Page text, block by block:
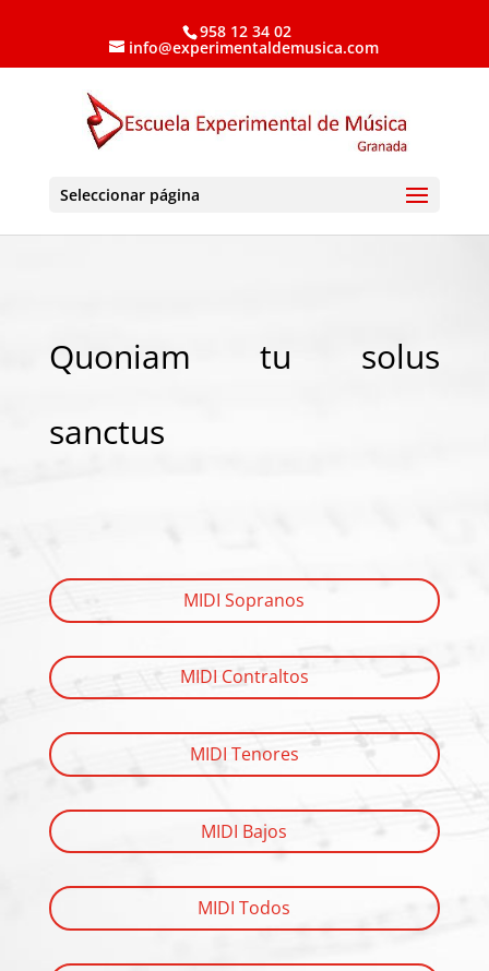
958 12 34 02
info@experimentaldemusica.com
Seleccionar página
Quoniam tu solus
sanctus
MIDI Sopranos
MIDI Contraltos
MIDI Tenores
MIDI Bajos
MIDI Todos